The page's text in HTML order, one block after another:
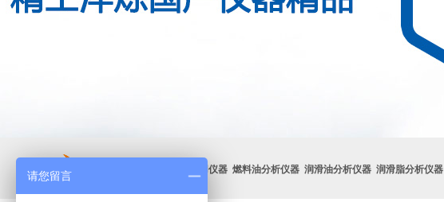
HOT
石化分析通用仪器 燃料油分析仪器 润滑油分析仪器 润滑脂分析仪器
请您留言